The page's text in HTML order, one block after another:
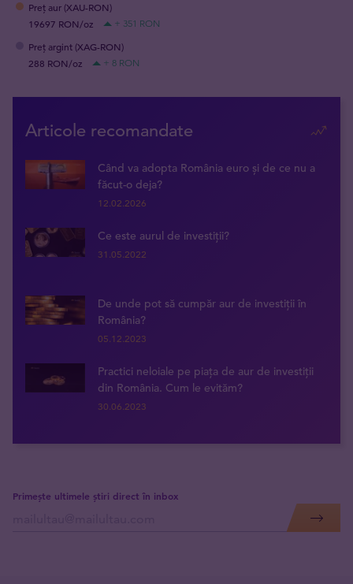
Preț aur (XAU-RON)
19697 RON/oz
+ 351 RON
Preț argint (XAG-RON)
288 RON/oz
+ 8 RON
Articole recomandate
Când va adopta România euro și de ce nu a
făcut-o deja?
12.02.2026
Ce este aurul de investiții?
31.05.2022
De unde pot să cumpăr aur de investiții în
România?
05.12.2023
Practici neloiale pe piața de aur de investiții
din România. Cum le evităm?
30.06.2023
Primește ultimele știri direct în inbox